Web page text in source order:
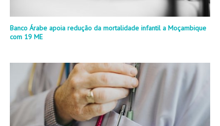
Banco Árabe apoia redução da mortalidade infantil a Moçambique
com 19 ME